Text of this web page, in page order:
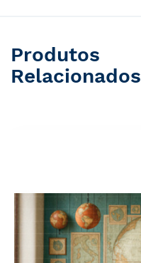
Produtos
Relacionados